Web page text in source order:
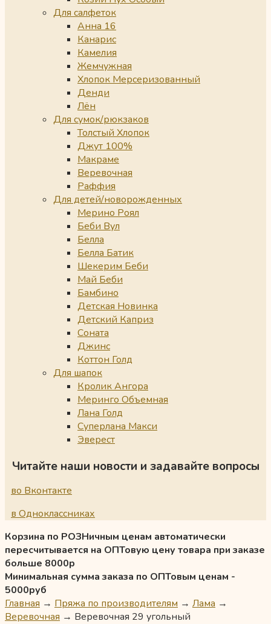
Для салфеток
Анна 16
Канарис
Камелия
Жемчужная
Хлопок Мерсеризованный
Денди
Лён
Для сумок/рюкзаков
Толстый Хлопок
Джут 100%
Макраме
Веревочная
Раффия
Для детей/новорожденных
Мерино Роял
Беби Вул
Белла
Белла Батик
Шекерим Беби
Май Беби
Бамбино
Детская Новинка
Детский Каприз
Соната
Джинс
Коттон Голд
Для шапок
Кролик Ангора
Меринго Объемная
Лана Голд
Суперлана Макси
Эверест
Читайте наши новости и задавайте вопросы
во Вконтакте
в Одноклассниках
Корзина по РОЗНичным ценам автоматически
пересчитывается на ОПТовую цену товара при заказе
больше 8000р
Минимальная сумма заказа по ОПТовым ценам -
5000руб
Главная → Пряжа по производителям → Лама →
Веревочная → Веревочная 29 угольный